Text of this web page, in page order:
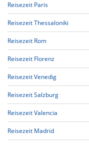
Reisezeit Paris
Reisezeit Thessaloniki
Reisezeit Rom
Reisezeit Florenz
Reisezeit Venedig
Reisezeit Salzburg
Reisezeit Valencia
Reisezeit Madrid